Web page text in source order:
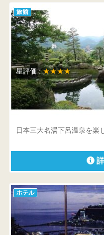
旅館
星評価 :★★★★
下呂温泉 望川館
岐阜県 下呂市湯之島190-1
日本三大名湯下呂温泉を
ホテル